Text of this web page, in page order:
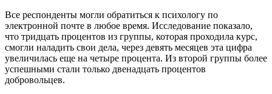
Все респонденты могли обратиться к психологу по
электронной почте в любое время. Исследование показало,
что тридцать процентов из группы, которая проходила курс,
смогли наладить свои дела, через девять месяцев эта цифра
увеличилась еще на четыре процента. Из второй группы более
успешными стали только двенадцать процентов
добровольцев.